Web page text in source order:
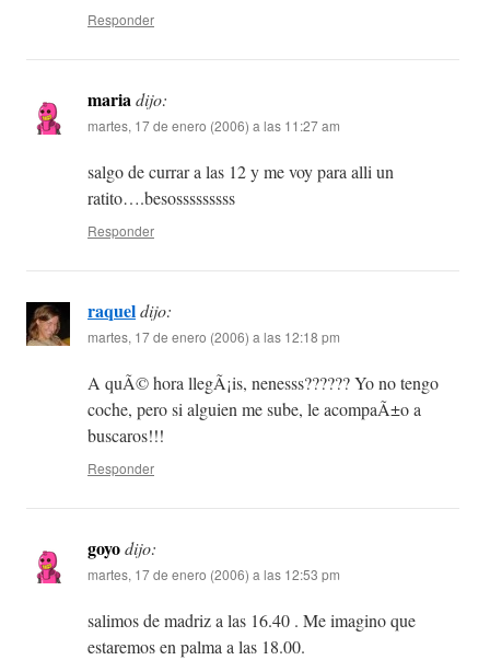
Responder
mariadijo:
martes, 17 de enero (2006) a las 11:27 am
salgo de currar a las 12 y me voy para alli un
ratito….besosssssssss
Responder
raqueldijo:
martes, 17 de enero (2006) a las 12:18 pm
A quÃ© hora llegÃ¡is, nenesss?????? Yo no tengo
coche, pero si alguien me sube, le acompaÃ±o a
buscaros!!!
Responder
goyodijo:
martes, 17 de enero (2006) a las 12:53 pm
salimos de madriz a las 16.40 . Me imagino que
estaremos en palma a las 18.00.